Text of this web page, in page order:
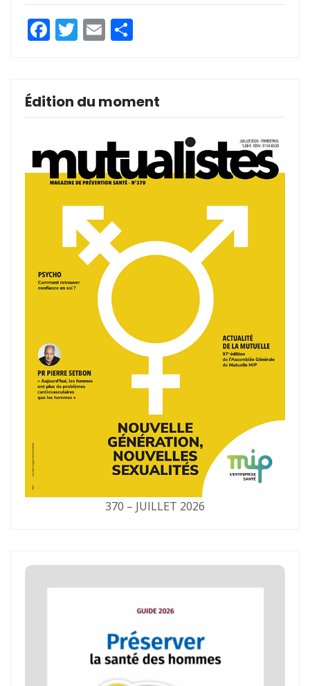
Facebook
Twitter
Email
Édition du moment
370 – JUILLET 2026